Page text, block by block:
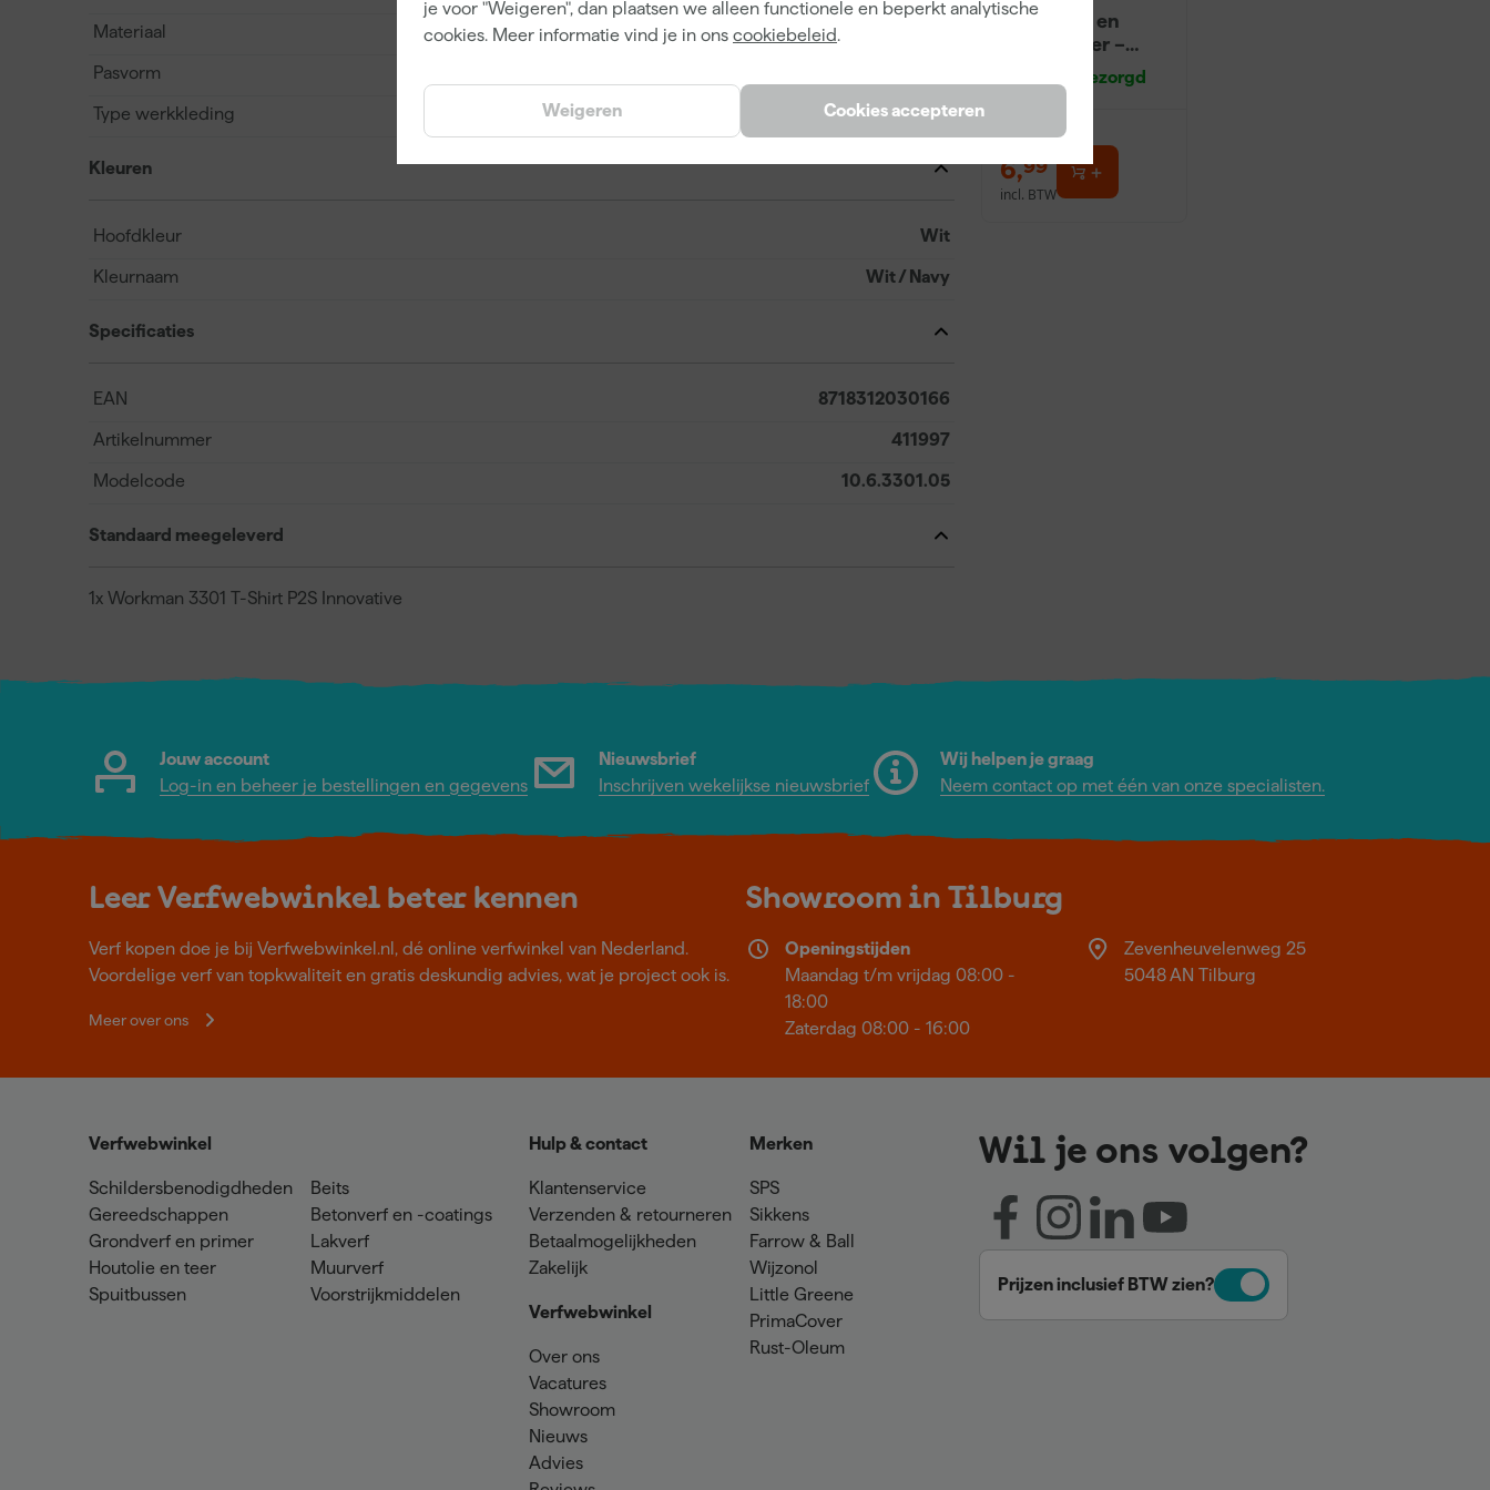
je voor "Weigeren", dan plaatsen we alleen functionele en beperkt analytische
cookies. Meer informatie vind je in ons cookiebeleid.
Cookies accepteren
Weigeren
Materiaal
Pasvorm
Type werkkleding T-Shirt
Kleuren
Hoofdkleur Wit
Kleurnaam Wit / Navy
Specificaties
EAN 8718312030166
Artikelnummer 411997
Modelcode 10.6.3301.05
Standaard meegeleverd
1x Workman 3301 T-Shirt P2S Innovative
Ontvetter en
Verfreiniger –
Zaterdag bezorgd
6,99
incl. BTW
Jouw account
Log-in en beheer je bestellingen en gegevens
Nieuwsbrief
Inschrijven wekelijkse nieuwsbrief
Wij helpen je graag
Neem contact op met één van onze specialisten.
Leer Verfwebwinkel beter kennen
Verf kopen doe je bij Verfwebwinkel.nl, dé online verfwinkel van Nederland.
Voordelige verf van topkwaliteit en gratis deskundig advies, wat je project ook is.
Meer over ons
Showroom in Tilburg
Openingstijden
Maandag t/m vrijdag 08:00 -
18:00
Zaterdag 08:00 - 16:00
Zevenheuvelenweg 25
5048 AN Tilburg
Verfwebwinkel
Schildersbenodigdheden
Gereedschappen
Grondverf en primer
Houtolie en teer
Spuitbussen
Beits
Betonverf en -coatings
Lakverf
Muurverf
Voorstrijkmiddelen
Hulp & contact
Klantenservice
Verzenden & retourneren
Betaalmogelijkheden
Zakelijk
Verfwebwinkel
Over ons
Vacatures
Showroom
Nieuws
Advies
Merken
SPS
Sikkens
Farrow & Ball
Wijzonol
Little Greene
PrimaCover
Rust-Oleum
Wil je ons volgen?
Prijzen inclusief BTW zien?